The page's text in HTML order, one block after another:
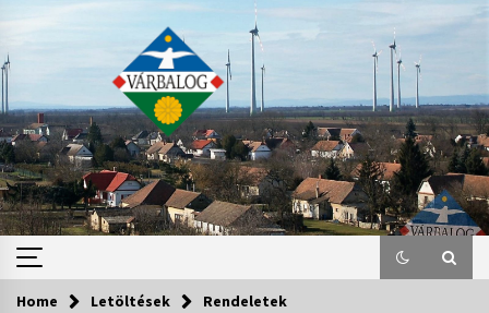
content
Home Letöltések Rendeletek